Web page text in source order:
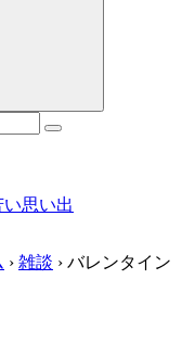
思い出
› 雑談 › バレンタイン